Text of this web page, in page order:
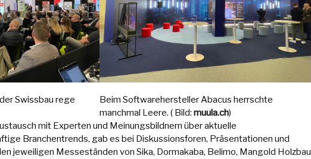
Swissbau rege
Beim Softwarehersteller Abacus herrschte
manchmal Leere. ( Bild: muula.ch)
mit Experten und Meinungsbildnern über aktuelle
Branchentrends, gab es bei Diskussionsforen, Präsentationen und
jeweiligen Messeständen von Sika, Dormakaba, Belimo, Mangold Holzbau